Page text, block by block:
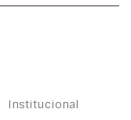
Institucional